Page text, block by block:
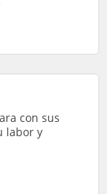
con sus
labor y